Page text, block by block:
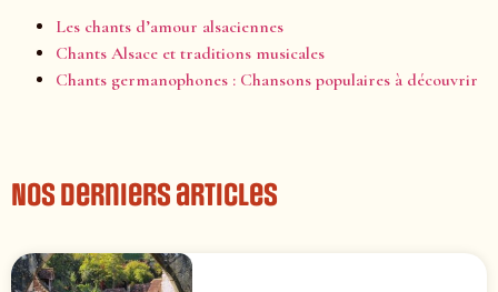
Les chants d’amour alsaciennes
Chants Alsace et traditions musicales
Chants germanophones : Chansons populaires à découvrir
Nos derniers articles